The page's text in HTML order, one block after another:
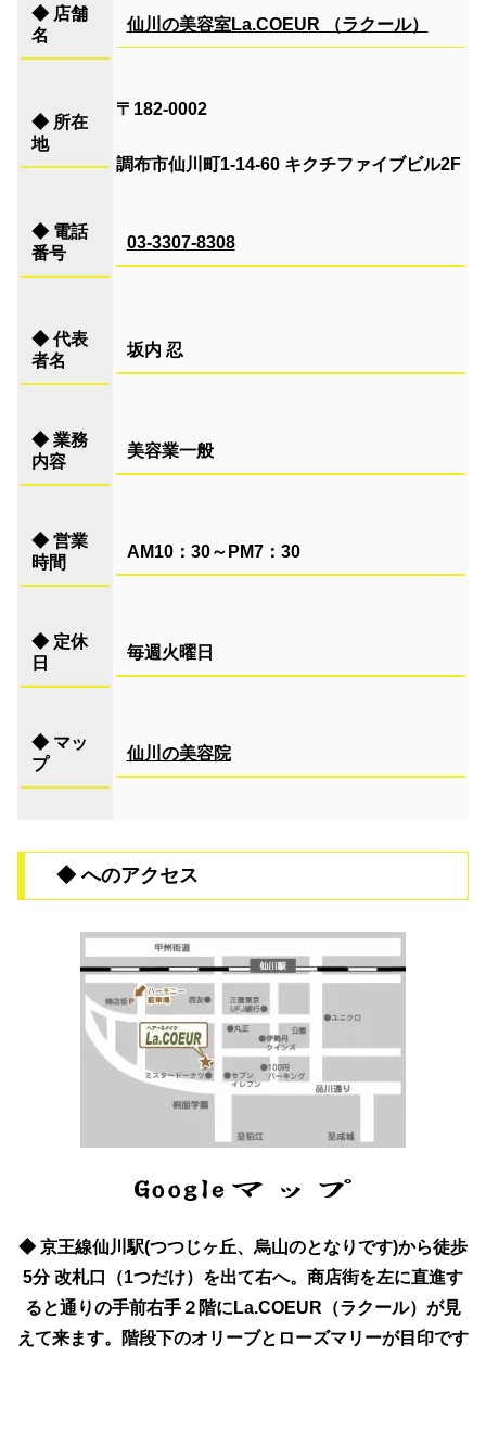
◆店舗
名
仙川の美容室La.COEUR （ラクール）
◆所在
地
〒182-0002
調布市仙川町1-14-60 キクチファイブビル2F
◆電話
番号
03-3307-8308
◆代表
者名
坂内 忍
◆業務
内容
美容業一般
◆営業
時間
AM10：30～PM7：30
◆定休
日
毎週火曜日
◆マッ
プ
仙川の美容院
◆ へのアクセス
◆ 京王線仙川駅(つつじヶ丘、烏山のとなりです)から徒歩
5分 改札口（1つだけ）を出て右へ。商店街を左に直進す
ると通りの手前右手２階にLa.COEUR（ラクール）が見
えて来ます。階段下のオリーブとローズマリーが目印です